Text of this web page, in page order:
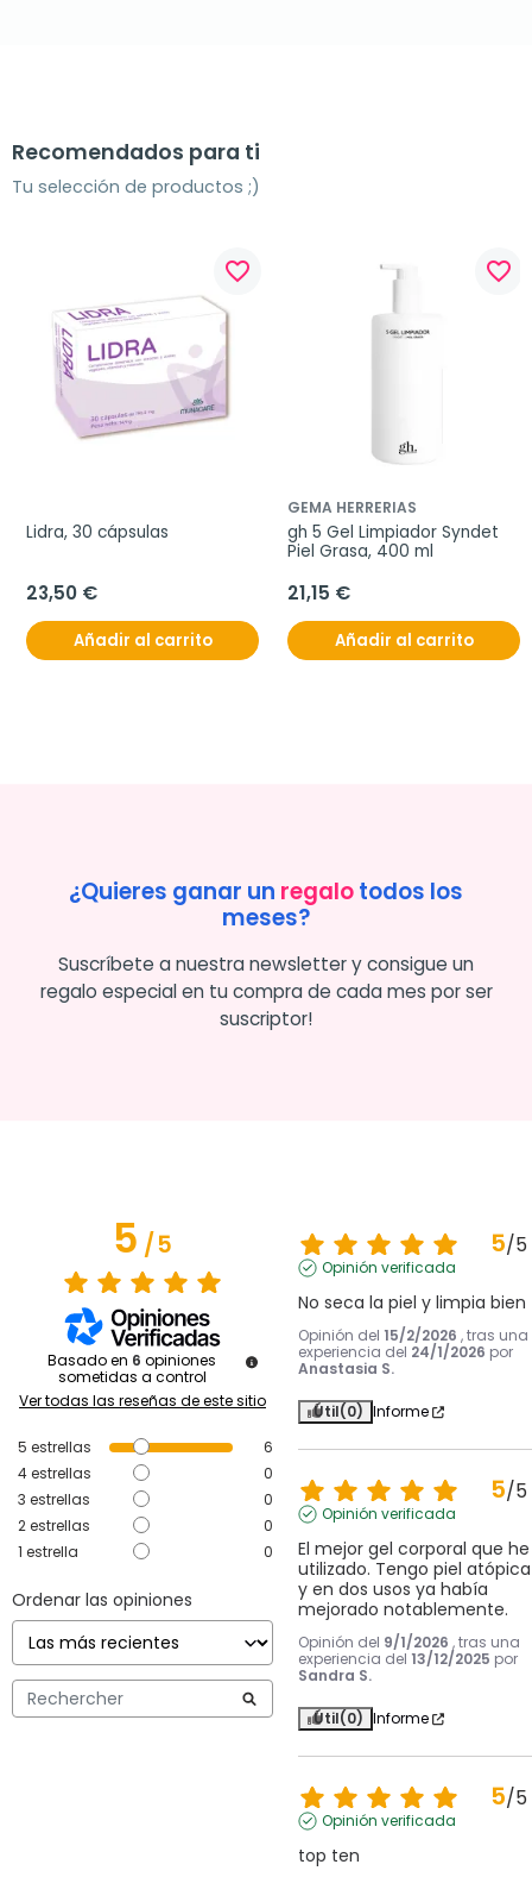
Recomendados para ti
Tu selección de productos ;)
favorite_border
Lidra, 30 cápsulas
23,50 €
Añadir al carrito
favorite_border
GEMA HERRERIAS
gh 5 Gel Limpiador Syndet
Piel Grasa, 400 ml
21,15 €
Añadir al carrito
¿Quieres ganar un regalotodos los
meses?
Suscríbete a nuestra newsletter y consigue un
regalo especial en tu compra de cada mes por ser
suscriptor!
5/5
Basado en 6 opiniones
sometidas a control
Ver todas las reseñas de este sitio
5 estrellas
6
4estrellas
0
3 estrellas
0
2estrellas
0
1 estrella 0
Ordenar las opiniones
5/5
Opinión verificada
No seca la piel y limpia bien
Opinión del 15/2/2026 , tras una
experiencia del 24/1/2026 por
Anastasia S.
Útil(0) Informe
5/5
Opinión verificada
El mejor gel corporal que he
utilizado. Tengo piel atópica
y en dos usos ya había
mejorado notablemente.
Opinión del 9/1/2026 , tras una
experiencia del 13/12/2025 por
Sandra S.
Útil(0) Informe
5/5
Opinión verificada
top ten